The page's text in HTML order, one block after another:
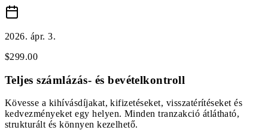
2026. ápr. 3.
$299.00
Teljes számlázás- és bevételkontroll
Kövesse a kihívásdíjakat, kifizetéseket, visszatérítéseket és
kedvezményeket egy helyen. Minden tranzakció átlátható,
strukturált és könnyen kezelhető.